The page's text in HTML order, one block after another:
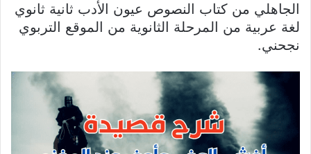
الجاهلي من كتاب النصوص عيون الأدب ثانية ثانوي
لغة عربية من المرحلة الثانوية من الموقع التربوي
نجحني.